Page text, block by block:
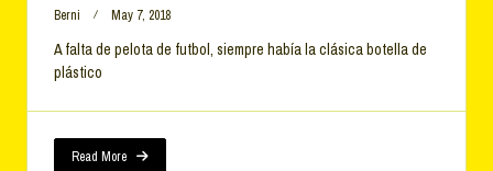
Berni May 7, 2018
A falta de pelota de futbol, siempre había la clásica botella de
plástico
Read More